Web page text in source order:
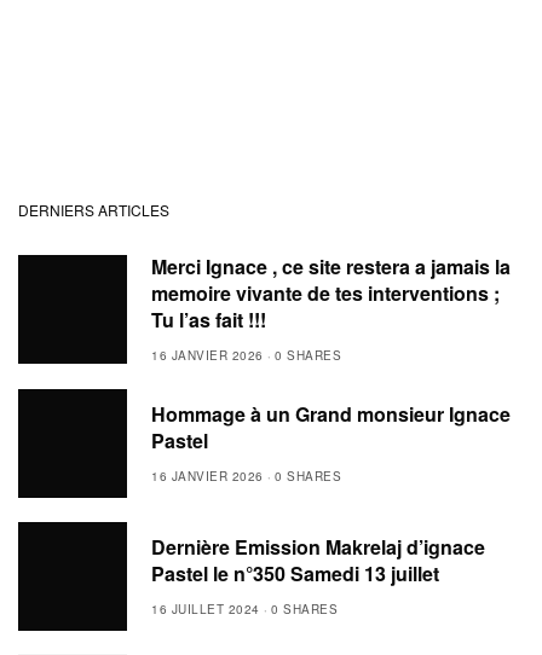
DERNIERS ARTICLES
Merci Ignace , ce site restera a jamais la
memoire vivante de tes interventions ;
Tu l’as fait !!!
16 JANVIER 2026 0 SHARES
Hommage à un Grand monsieur Ignace
Pastel
16 JANVIER 2026 0 SHARES
Dernière Emission Makrelaj d’ignace
Pastel le n°350 Samedi 13 juillet
16 JUILLET 2024 0 SHARES